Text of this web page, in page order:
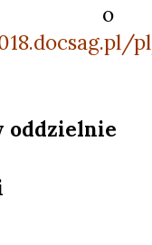
oddzielnie